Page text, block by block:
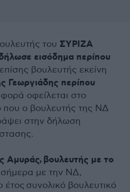
του ΣΥΡΙΖΑ
εισόδημα περίπου
βουλευτής εκείνη
Γεωργιάδης περίπου
οφείλεται στο
ο βουλευτής της ΝΔ
στην δήλωση
Αμυράς, βουλευτής με το
σήμερα με την ΝΔ,
συνολικό βουλευτικό